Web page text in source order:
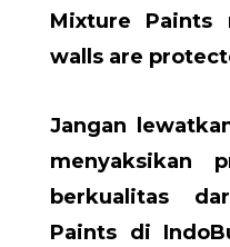
Mixture Paints
walls are
Jangan
menyaksikan
berkualitasdari
Paints di